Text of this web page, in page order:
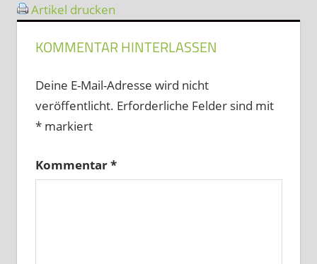
Artikel drucken
KOMMENTAR HINTERLASSEN
Deine E-Mail-Adresse wird nicht
veröffentlicht. Erforderliche Felder sind mit
*markiert
Kommentar*